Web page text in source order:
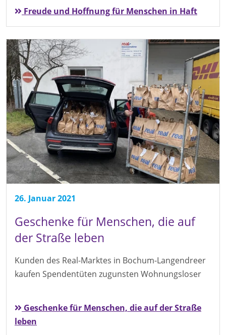
Freude und Hoffnung für Menschen in Haft
26. Januar 2021
Geschenke für Menschen, die auf
der Straße leben
Kunden des Real-Marktes in Bochum-Langendreer
kaufen Spendentüten zugunsten Wohnungsloser
Geschenke für Menschen, die auf der Straße
leben